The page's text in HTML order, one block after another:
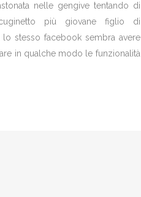
nelle gengive tentando di
più giovane figlio di
stesso facebook sembra avere
in qualche modo le funzionalità